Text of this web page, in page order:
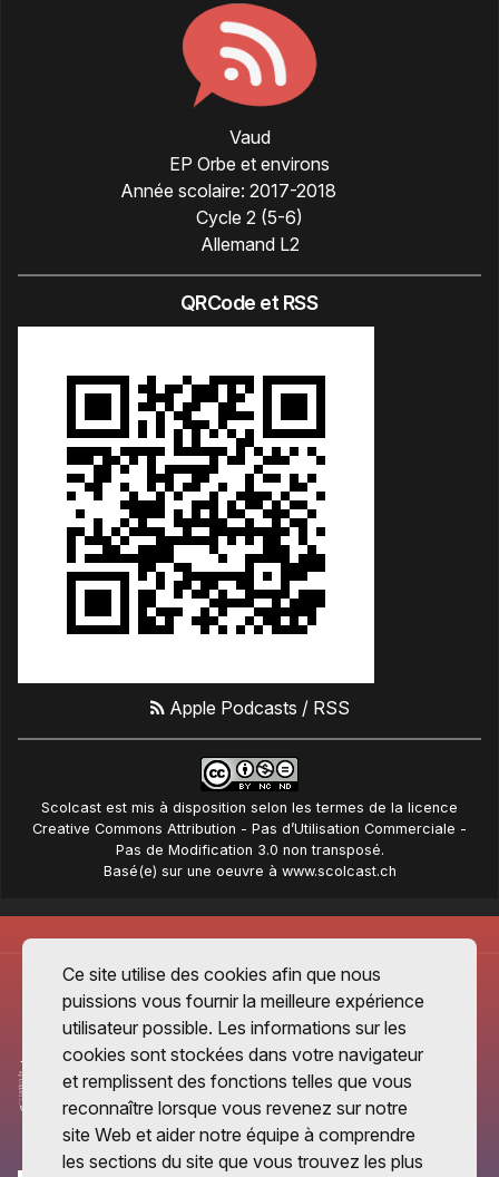
Vaud
EP Orbe et environs
Année scolaire: 2017-2018
Cycle 2 (5-6)
Allemand L2
QRCode et RSS
Apple Podcasts / RSS
Scolcast est mis à disposition selon les termes de la licence
Creative Commons Attribution - Pas d’Utilisation Commerciale -
Pas de Modification 3.0 non transposé.
Basé(e) sur une oeuvre à www.scolcast.ch
Ce site utilise des cookies afin que nous
puissions vous fournir la meilleure expérience
utilisateur possible. Les informations sur les
cookies sont stockées dans votre navigateur
et remplissent des fonctions telles que vous
reconnaître lorsque vous revenez sur notre
site Web et aider notre équipe à comprendre
les sections du site que vous trouvez les plus